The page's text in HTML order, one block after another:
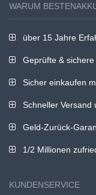
WARUM
über 15 Jahre
Geprüfte &
Sicher einkaufen
Schneller Versand
Geld-Zurück-
1/2 Millionen
KUNDENSERVICE